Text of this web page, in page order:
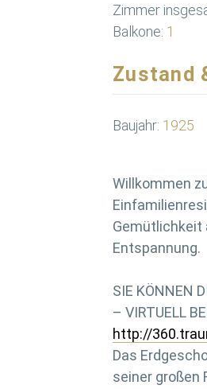
Zimmer
Balkone: 1
Zustand
Baujahr: 1925
Willkommen
Gemütlichkeit
Entspannung.
SIE KÖNNEN
– VIRTUELL
http://
Das
seiner großen